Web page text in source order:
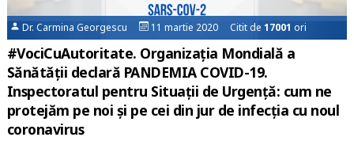
Dr. Carmina Georgescu 11 martie 2020 Citit de17001 ori
#VociCuAutoritate. Organizația Mondială a
Sănătății declară PANDEMIA COVID-19.
Inspectoratul pentru Situații de Urgență: cum ne
protejăm pe noi și pe cei din jur de infecția cu noul
coronavirus